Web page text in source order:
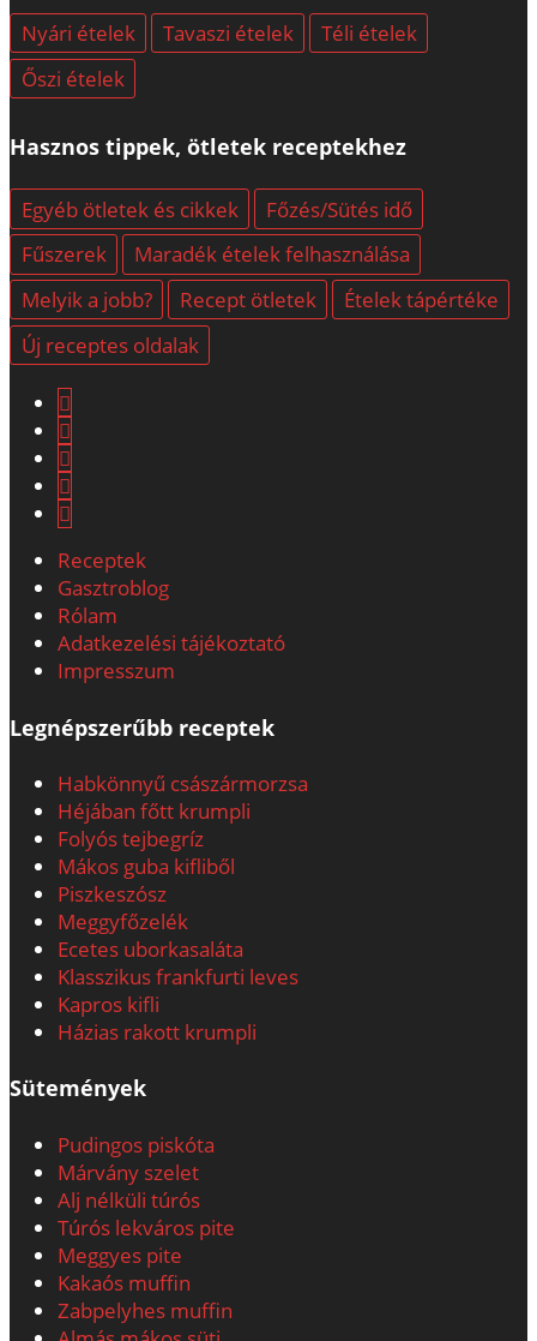
Nyári ételek Tavaszi ételek
Téli ételek
Őszi ételek
Hasznos tippek, ötletek receptekhez
Egyéb ötletek és cikkek
Főzés/Sütés idő
Fűszerek
Maradék ételek felhasználása
Melyik a jobb?
Recept ötletek
Ételek tápértéke
Új receptes oldalak
Receptek
Gasztroblog
Rólam
Adatkezelési tájékoztató
Impresszum
Legnépszerűbb receptek
Habkönnyű császármorzsa
Héjában főtt krumpli
Folyós tejbegríz
Mákos guba kifliből
Piszkeszósz
Meggyfőzelék
Ecetes uborkasaláta
Klasszikus frankfurti leves
Kapros kifli
Házias rakott krumpli
Sütemények
Pudingos piskóta
Márvány szelet
Alj nélküli túrós
Túrós lekváros pite
Meggyes pite
Kakaós muffin
Zabpelyhes muffin